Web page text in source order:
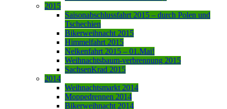
2015
Saisonabschlussfahrt 2015 – durch Polen und
Tschechien
Bikerweihnacht 2015
Himmelfahrt 2015
Nelkenfahrt 2015 – 01.Mai!
Weihnachtsbaum-verbrennung 2015
SachsenKrad 2015
2014
Weihnachtsmarkt 2014
Moppedrennen 2014
Bikerweihnacht 2014